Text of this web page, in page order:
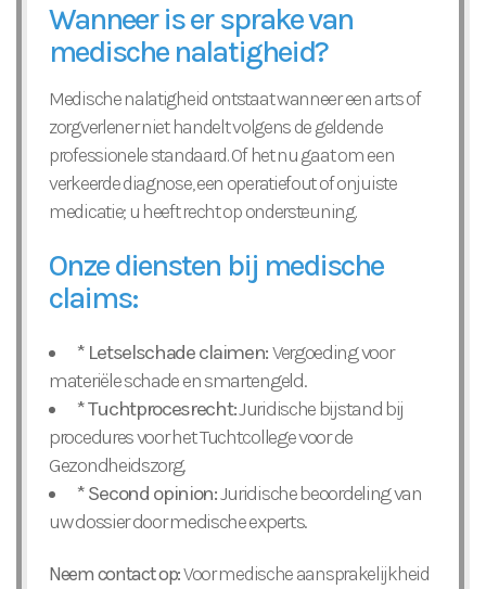
Wanneer is er sprake van
medische nalatigheid?
Medische nalatigheid ontstaat wanneer een arts of
zorgverlener niet handelt volgens de geldende
professionele standaard. Of het nu gaat om een
verkeerde diagnose, een operatiefout of onjuiste
medicatie; u heeft recht op ondersteuning.
Onze diensten bij medische
claims:
* Letselschade claimen:Vergoeding voor
materiële schade en smartengeld.
* Tuchtprocesrecht:Juridische bijstand bij
procedures voor het Tuchtcollege voor de
Gezondheidszorg.
* Second opinion:Juridische beoordeling van
uw dossier door medische experts.
Neem contact op:Voor medische aansprakelijkheid